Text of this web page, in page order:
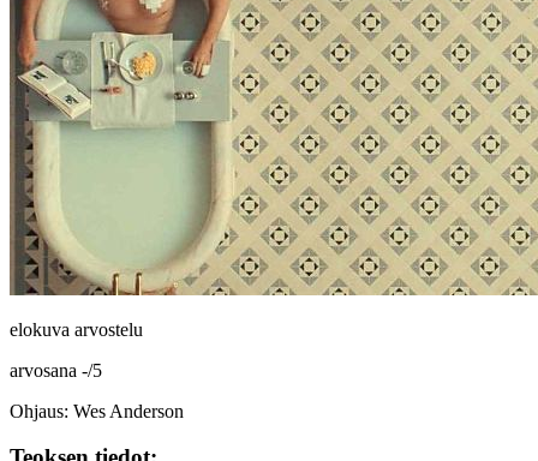
elokuva arvostelu
arvosana -/5
Ohjaus: Wes Anderson